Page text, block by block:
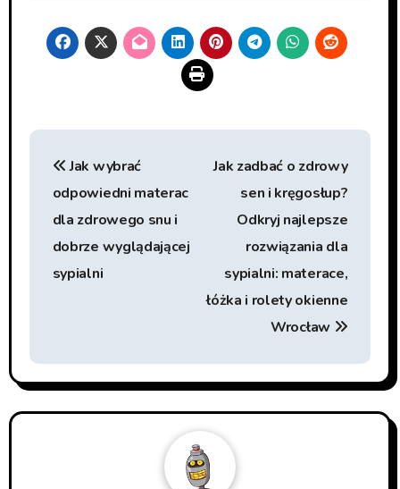
Beitragsnavigation
Jak wybrać
odpowiedni materac
dla zdrowego snu i
dobrze wyglądającej
sypialni
Jak zadbać o zdrowy
sen i kręgosłup?
Odkryj najlepsze
rozwiązania dla
sypialni: materace,
łóżka i rolety okienne
Wrocław